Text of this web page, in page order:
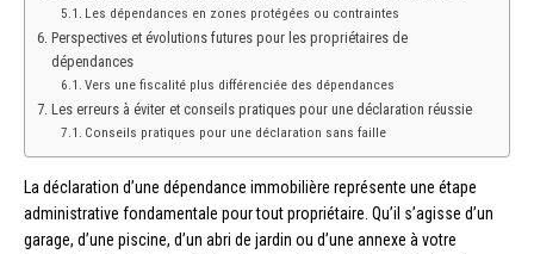
Les dépendances en zones protégées ou contraintes
Perspectives et évolutions futures pour les propriétaires de
dépendances
Vers une fiscalité plus différenciée des dépendances
Les erreurs à éviter et conseils pratiques pour une déclaration réussie
Conseils pratiques pour une déclaration sans faille
La déclaration d’une dépendance immobilière représente une étape
administrative fondamentale pour tout propriétaire. Qu’il s’agisse d’un
garage, d’une piscine, d’un abri de jardin ou d’une annexe à votre